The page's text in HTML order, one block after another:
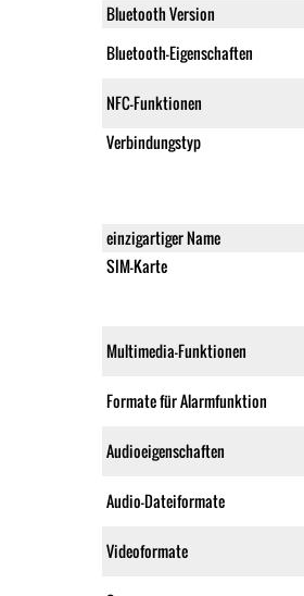
Bluetooth Version
Bluetooth-Eigenschaften
NFC-Funktionen
Verbindungstyp
einzigartiger Name
SIM-Karte
Multimedia-Funktionen
Formate für Alarmfunktion
Audioeigenschaften
Audio-Dateiformate
Videoformate